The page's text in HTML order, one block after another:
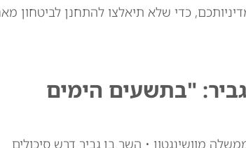
כדי שלא תיאלצו להתחנן לביטחון
"בתשעים הימים
מוושינגטון • השר בן גביר דרש סיכולים